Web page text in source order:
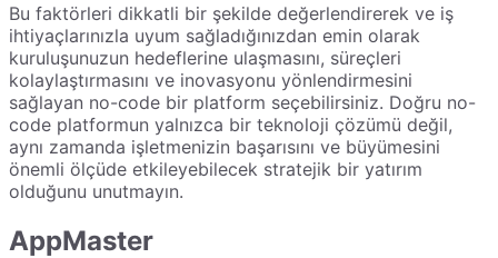
Bu faktörleri dikkatli bir şekilde değerlendirerek ve iş
ihtiyaçlarınızla uyum sağladığınızdan emin olarak
kuruluşunuzun hedeflerine ulaşmasını, süreçleri
kolaylaştırmasını ve inovasyonu yönlendirmesini
sağlayan no-code bir platform seçebilirsiniz. Doğru no-
code platformun yalnızca bir teknoloji çözümü değil,
aynı zamanda işletmenizin başarısını ve büyümesini
önemli ölçüde etkileyebilecek stratejik bir yatırım
olduğunu unutmayın.
AppMaster